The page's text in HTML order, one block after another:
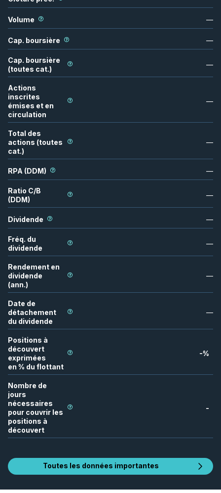
Volume —
Cap. boursière —
Cap. boursière
(toutes cat.)
—
Actions
inscrites
émises et en
circulation
—
Total des
actions (toutes
cat.)
—
RPA (DDM) —
Ratio C/B
(DDM)
—
Dividende —
Fréq. du
dividende
—
Rendement en
dividende
(ann.)
—
Date de
détachement
du dividende
—
Positions à
découvert
exprimées
en % du flottant
-%
Nombre de
jours
nécessaires
pour couvrir les
positions à
découvert
-
Toutes les données importantes